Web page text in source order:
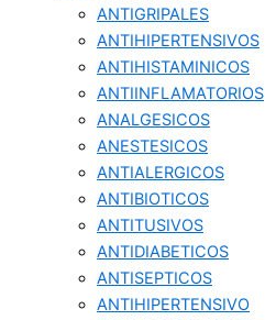
ANTIGRIPALES
ANTIHIPERTENSIVOS
ANTIHISTAMINICOS
ANTIINFLAMATORIOS
ANALGESICOS
ANESTESICOS
ANTIALERGICOS
ANTIBIOTICOS
ANTITUSIVOS
ANTIDIABETICOS
ANTISEPTICOS
ANTIHIPERTENSIVO